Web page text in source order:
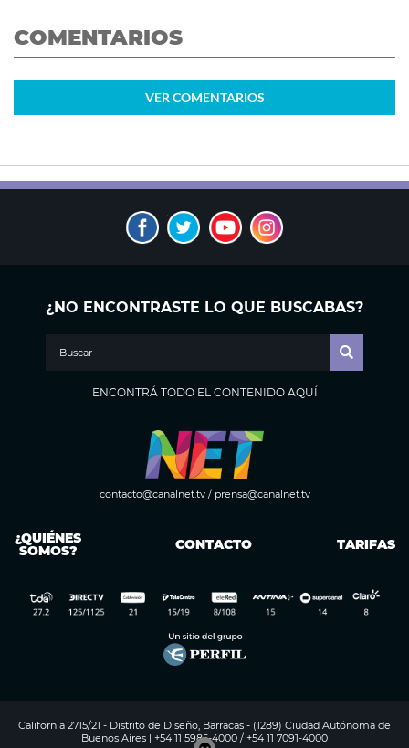
COMENTARIOS
VER COMENTARIOS
¿NO ENCONTRASTE LO QUE BUSCABAS?
ENCONTRÁ TODO EL CONTENIDO AQUÍ
contacto@canalnet.tv/ prensa@canalnet.tv
¿QUIÉNES
SOMOS? CONTACTO TARIFAS
California 2715/21 - Distrito de Diseño, Barracas - (1289) Ciudad Autónoma de
Buenos Aires | +54 11 5985-4000 / +54 11 7091-4000